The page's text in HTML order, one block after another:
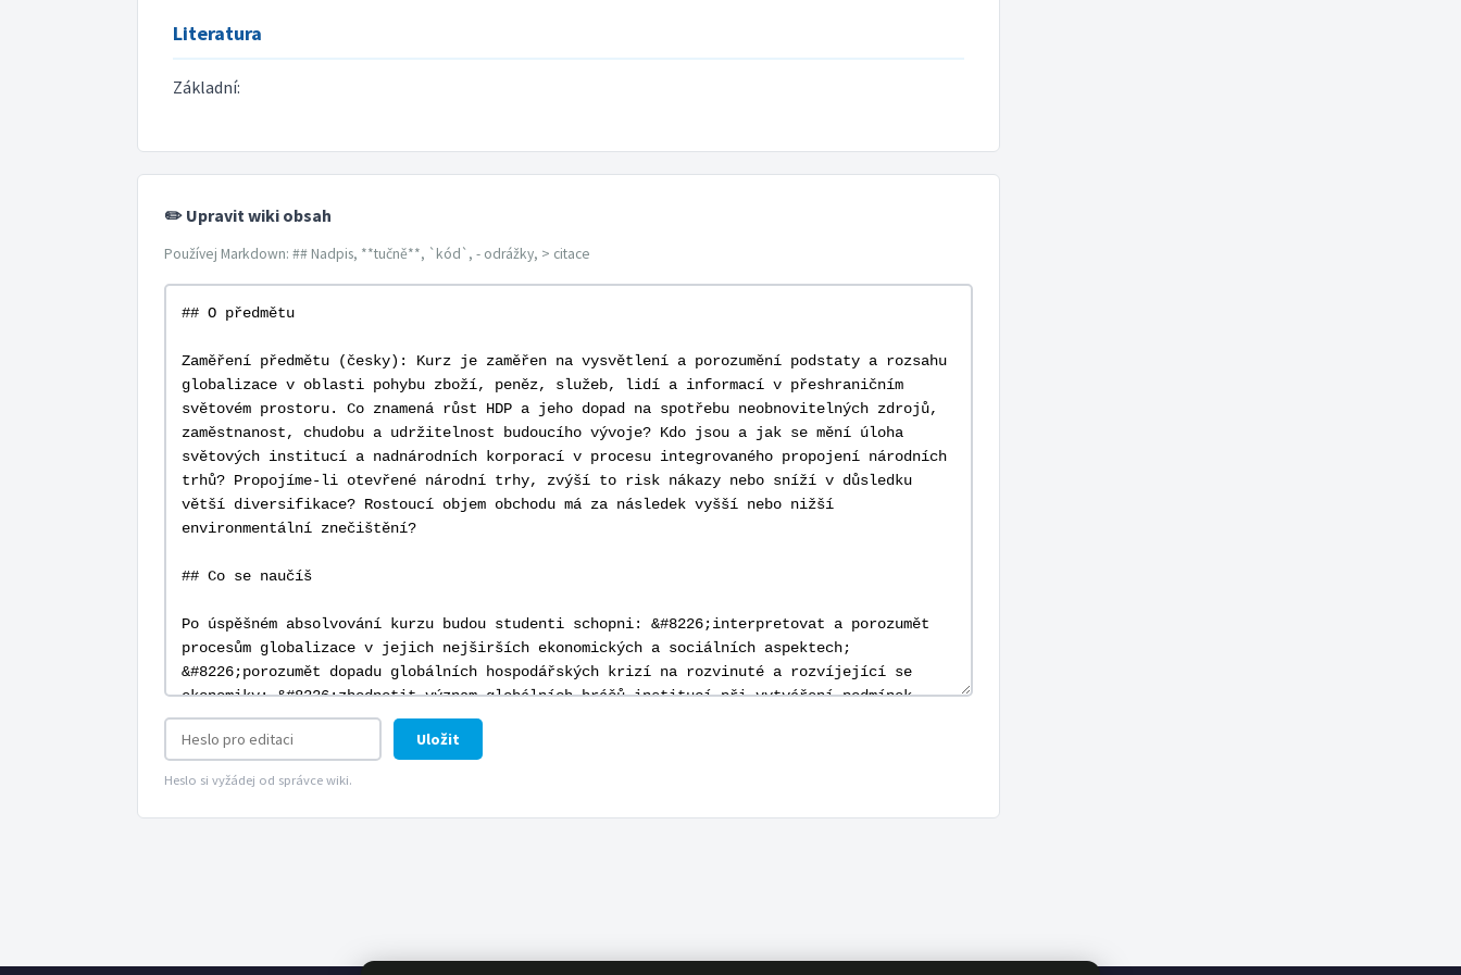
Literatura
Základní:
✏️ Upravit wiki obsah
Používej Markdown: ## Nadpis, **tučně**, `kód`, - odrážky, > citace
Uložit
Heslo si vyžádej od správce wiki.